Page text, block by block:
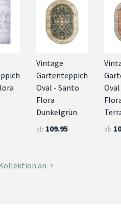
Vintage
Gartenteppich
Oval - Santo
Flora
Dunkelgrün
ab 109.95 ab
an